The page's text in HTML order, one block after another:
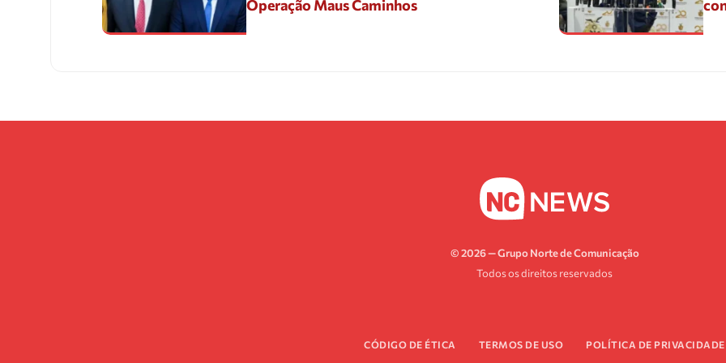
Operação Maus Caminhos
© 2026 — Grupo Norte de Comunicação
Todos os direitos reservados
CÓDIGO DE ÉTICA TERMOS DE USO POLÍTICA DE PRIVACIDADE